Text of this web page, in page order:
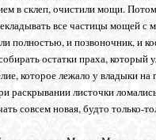
в склеп, очистили мощи.
все частицы мощей с
полностью, и позвоночник, и
остатки праха, который
которое лежало у владыки на
раскрывании листочки
совсем новая, будто только-